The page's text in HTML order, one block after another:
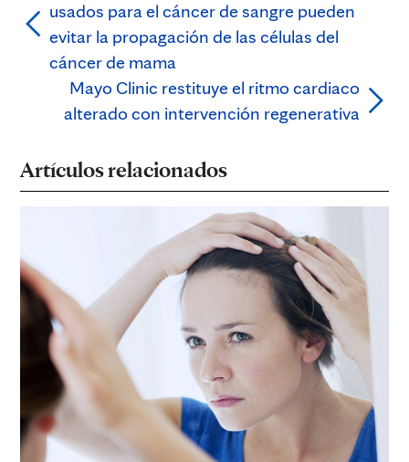
usados para el cáncer de sangre pueden
evitar la propagación de las células del
cáncer de mama
Mayo Clinic restituye el ritmo cardiaco
alterado con intervención regenerativa
Artículos relacionados